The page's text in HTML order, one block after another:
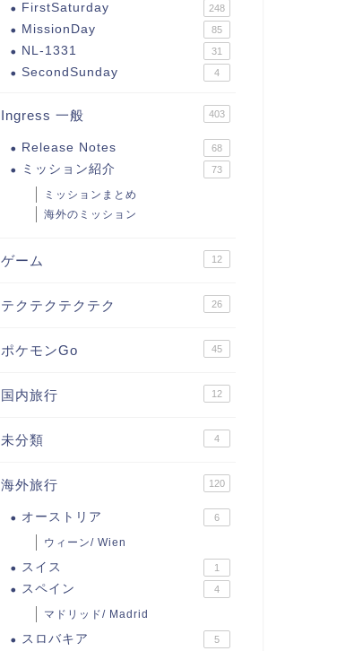
FirstSaturday 248
MissionDay 85
NL-1331 31
SecondSunday 4
Ingress 一般 403
Release Notes 68
ミッション紹介 73
ミッションまとめ
海外のミッション
ゲーム 12
テクテクテクテク 26
ポケモンGo 45
国内旅行 12
未分類 4
海外旅行 120
オーストリア 6
ウィーン/ Wien
スイス 1
スペイン 4
マドリッド/ Madrid
スロバキア 5